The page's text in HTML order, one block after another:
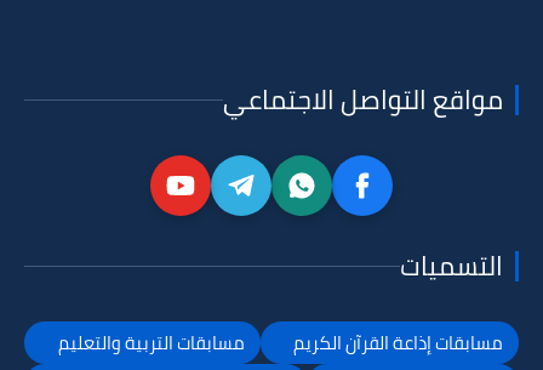
مواقع التواصل الاجتماعي
التسميات
مسابقات إذاعة القرآن الكريم
مسابقات التربية والتعليم